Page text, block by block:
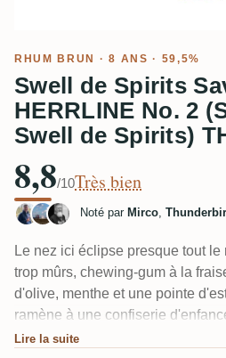
RHUM BRUN · 8 ANS · 59,5%
Swell de Spirits
HERRLINE No. 2
Swell de Spirits)
8,8/10Très bien
Noté par Mirco,
Le nez ici éclipse presque tout le
trop mûrs, chewing-gum à la
d'olive, menthe et une pointe
ramène à une confiserie
papaye, fruit de la passion et une
Lire la suite